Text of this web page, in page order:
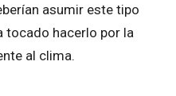
asumir este tipo
tocado hacerlo por la
al clima.